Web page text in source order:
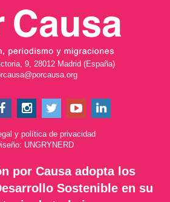
9, 28012 Madrid (España)
y política de privacidad
UNGRYNERD
por Causa adopta los
Sostenible en su